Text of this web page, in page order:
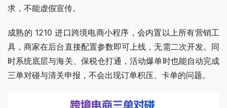
求，不能虚假宣传。
成熟的 1210 进口跨境电商小程序，会内置以上所有营销工
具，商家在后台直接配置参数即可上线，无需二次开发。同
时系统底层与海关、保税仓打通，活动爆单时也能自动完成
三单对碰与清关申报，不会出现订单积压、卡单的问题。